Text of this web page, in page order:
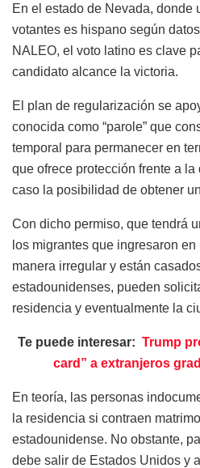
En el estado de Nevada, donde
votantes es hispano según
NALEO, el voto latino es clave
candidato alcance la victoria.
El plan de regularización se
conocida como “parole” que
temporal para permanecer en
que ofrece protección frente a
caso la posibilidad de obtener
Con dicho permiso, que tendrá
los migrantes que ingresaron
manera irregular y están
estadounidenses, pueden
residencia y eventualmente la
Te puede interesar: Trump
card” a extranjeros
En teoría, las personas
la residencia si contraen
estadounidense. No obstante,
debe salir de Estados Unidos y